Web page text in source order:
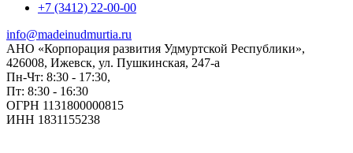
+7 (3412) 22-00-00
info@madeinudmurtia.ru
АНО «Корпорация развития Удмуртской Республики»,
426008, Ижевск, ул. Пушкинская, 247-а
Пн-Чт: 8:30 - 17:30,
Пт: 8:30 - 16:30
ОГРН 1131800000815
ИНН 1831155238